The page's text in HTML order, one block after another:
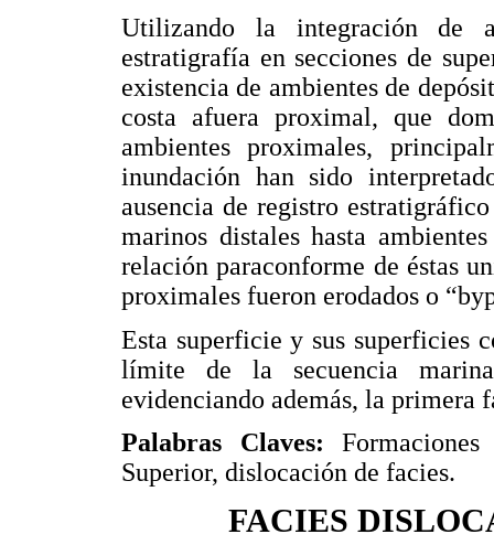
Utilizando la integración de
estratigrafía en secciones de
existencia de ambientes de
costa afuera proximal, que
ambientes proximales,
inundación han sido
ausencia de registro
marinos distales hasta
relación paraconforme de éstas
proximales fueron erodados o
Esta superficie y sus superficies
límite de la secuencia
evidenciando además, la primera
Palabras Claves:
Superior, dislocación de facies.
FACIES